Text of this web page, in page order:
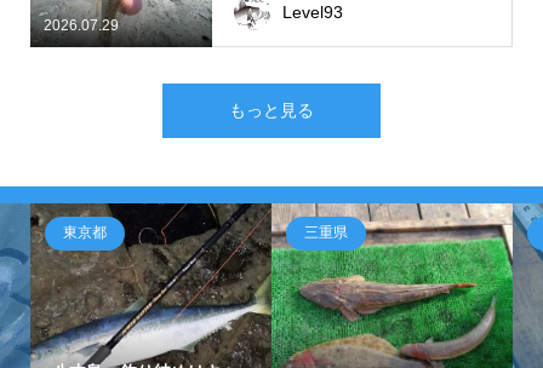
2026.07.29
Level93
もっと見る
東京都 三重県